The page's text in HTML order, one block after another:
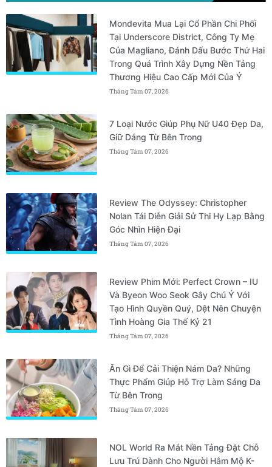
Mondevita Mua Lại Cổ Phần Chi Phối
Tại Underscore District, Công Ty Mẹ
Của Magliano, Đánh Dấu Bước Thứ Hai
Trong Quá Trình Xây Dựng Nền Tảng
Thương Hiệu Cao Cấp Mới Của Ý
Tháng Tám 07, 2026
7 Loại Nước Giúp Phụ Nữ U40 Đẹp Da,
Giữ Dáng Từ Bên Trong
Tháng Tám 07, 2026
Review The Odyssey: Christopher
Nolan Tái Diễn Giải Sử Thi Hy Lạp Bằng
Góc Nhìn Hiện Đại
Tháng Tám 07, 2026
Review Phim Mới: Perfect Crown – IU
Và Byeon Woo Seok Gây Chú Ý Với
Tạo Hình Quyền Quý, Dệt Nên Chuyện
Tình Hoàng Gia Thế Kỷ 21
Tháng Tám 07, 2026
Ăn Gì Để Cải Thiện Nám Da? Những
Thực Phẩm Giúp Hỗ Trợ Làm Sáng Da
Từ Bên Trong
Tháng Tám 07, 2026
NOL World Ra Mắt Nền Tảng Đặt Chỗ
Lưu Trú Dành Cho Người Hâm Mộ K-